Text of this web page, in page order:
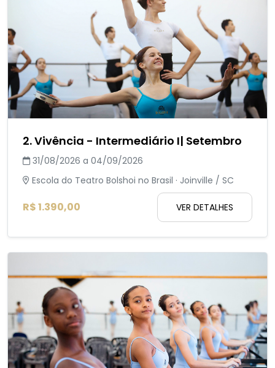
2. Vivência - Intermediário I| Setembro
31/08/2026 a 04/09/2026
Escola do Teatro Bolshoi no Brasil · Joinville / SC
R$ 1.390,00 VER DETALHES